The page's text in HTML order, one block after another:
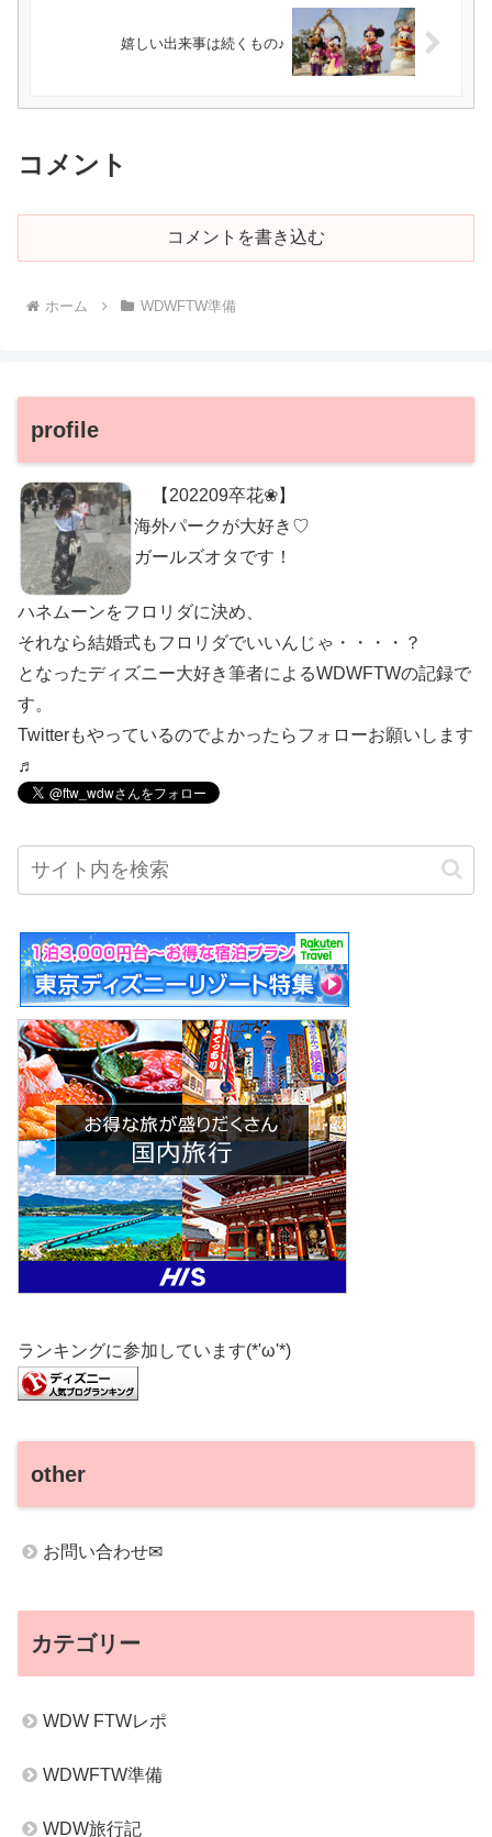
嬉しい出来事は続くもの♪
コメント
コメントを書き込む
ホーム WDWFTW準備
profile
【202209卒花❀】
海外パークが大好き♡
ガールズオタです！
ハネムーンをフロリダに決め、
それなら結婚式もフロリダでいいんじゃ・・・・？
となったディズニー大好き筆者によるWDWFTWの記録で
す。
Twitterもやっているのでよかったらフォローお願いします
♬
ランキングに参加しています(*'ω'*)
other
お問い合わせ✉
カテゴリー
WDW FTWレポ
WDWFTW準備
WDW旅行記